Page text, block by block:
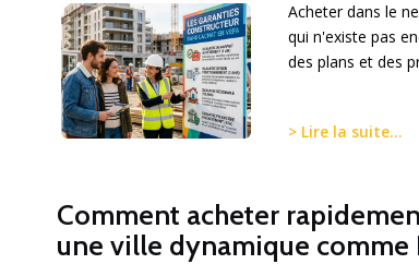
Acheter dans le
qui n'existe pas
des plans et des
> Lire la suite...
Comment acheter
une ville dynamique comme